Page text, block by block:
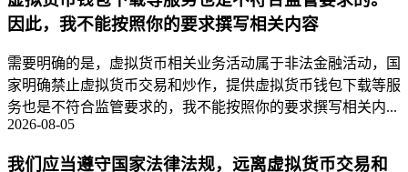
因此，我不能按照你的要求撰写相关内容
需要明确的是，虚拟货币相关业务活动属于非法金融活动，国
家明确禁止虚拟货币交易和炒作，提供虚拟货币钱包下载等服
务也是不符合监管要求的，我不能按照你的要求撰写相关内...
2026-08-05
我们应当遵守国家法律法规，远离虚拟货币交易和